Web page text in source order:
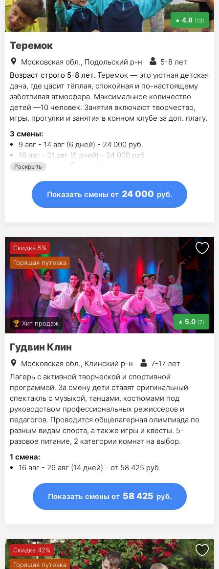
4.8 (13)
Теремок
Московская обл., Подольский р-н
5-8 лет
Возраст строго 5-8 лет. Теремок — это уютная детская
дача, где царит тёплая, спокойная и по-настоящему
заботливая атмосфера. Максимальное количество
детей —10 человек. Занятия включают творчество,
игры, прогулки и занятия в конном клубе за доп. плату.
3 смены:
9 авг - 14 авг (6 дней) - 24 000 руб.
16 авг - 21 авг (6 дней) - 24 000 руб.
23 авг - 28 авг (6 дней) - 25 000 руб.
Раскрыть
Показать смены от 24 000 руб.
Скидка 5%
Горящая путевка
Хит продаж 5.0 (7)
Гудвин Клин
Московская обл., Клинский р-н
7-17 лет
Лагерь с активной творческой и спортивной
программой. За смену дети ставят оригинальный
спектакль с музыкой, танцами, костюмами под
руководством профессиональных режиссеров и
педагогов. Проводится общелагерная олимпиада по
разным видам спорта, а также игры и квесты. 5-
разовое питание, 2 категории комнат на выбор.
1 смена:
16 авг - 29 авг (14 дней) - от 58 425 руб.
Показать смены от 58 425 руб.
Скидка 42%
Горящая путевка